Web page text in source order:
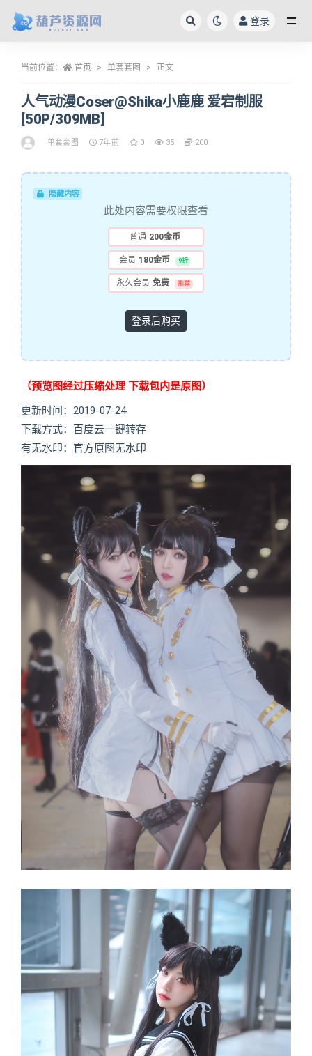
登录
当前位置： 首页 单套套图 正文
人气动漫Coser@Shika小鹿鹿 爱宕制服
[50P/309MB]
单套套图 7年前 0 35 200
隐藏内容
此处内容需要权限查看
普通 200金币
会员 180金币 9折
永久会员 免费 推荐
登录后购买
（预览图经过压缩处理 下载包内是原图）
更新时间：2019-07-24
下载方式：百度云一键转存
有无水印：官方原图无水印